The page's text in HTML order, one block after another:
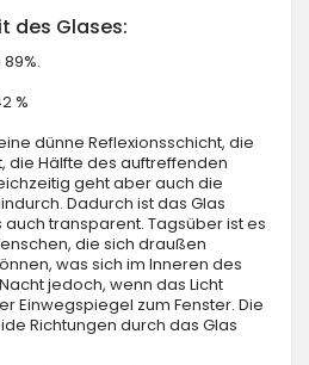
des Glases:
%
dünne Reflexionsschicht, die
die Hälfte des auftreffenden
geht aber auch die
Dadurch ist das Glas
transparent. Tagsüber ist es
die sich draußen
was sich im Inneren des
jedoch, wenn das Licht
Einwegspiegel zum Fenster. Die
Richtungen durch das Glas